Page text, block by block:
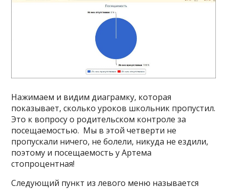
Нажимаем и видим диаграмку, которая
показывает, сколько уроков школьник пропустил.
Это к вопросу о родительском контроле за
посещаемостью. Мы в этой четверти не
пропускали ничего, не болели, никуда не ездили,
поэтому и посещаемость у Артема
стопроцентная!
Следующий пункт из левого меню называется